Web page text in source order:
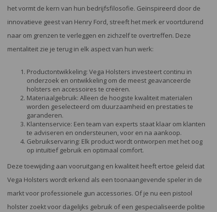
het vormt de kern van hun bedrijfsfilosofie. Geïnspireerd door de
innovatieve geest van Henry Ford, streeft het merk er voortdurend
naar om grenzen te verleggen en zichzelf te overtreffen. Deze
mentaliteit zie je terug in elk aspect van hun werk:
Productontwikkeling: Vega Holsters investeert continu in
onderzoek en ontwikkeling om de meest geavanceerde
holsters en accessoires te creëren.
Materiaalgebruik: Alleen de hoogste kwaliteit materialen
worden geselecteerd om duurzaamheid en prestaties te
garanderen.
Klantenservice: Een team van experts staat klaar om klanten
te adviseren en ondersteunen, voor en na aankoop.
Gebruikservaring: Elk product wordt ontworpen met het oog
op intuïtief gebruik en optimaal comfort.
Deze toewijding aan vooruitgang en kwaliteit heeft ertoe geleid dat
Vega Holsters wordt erkend als een toonaangevende speler in de
markt voor professionele gun accessories. Of je nu een pistool
holster zoekt voor dagelijks gebruik of een gespecialiseerde politie